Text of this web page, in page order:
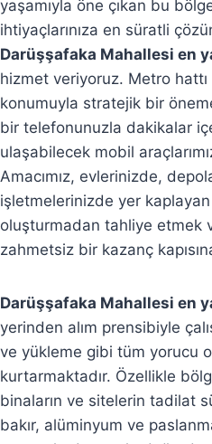
yaşamıyla öne çıkan bu
ihtiyaçlarınıza en süratli
Darüşşafaka Mahallesi en
hizmet veriyoruz. Metro
konumuyla stratejik bir
bir telefonunuzla dakikalar
ulaşabilecek mobil
Amacımız, evlerinizde,
işletmelerinizde yer
oluşturmadan tahliye etmek
zahmetsiz bir kazanç
Darüşşafaka Mahallesi en
yerinden alım prensibiyle
ve yükleme gibi tüm yorucu
kurtarmaktadır. Özellikle
binaların ve sitelerin tadilat
bakır, alüminyum ve